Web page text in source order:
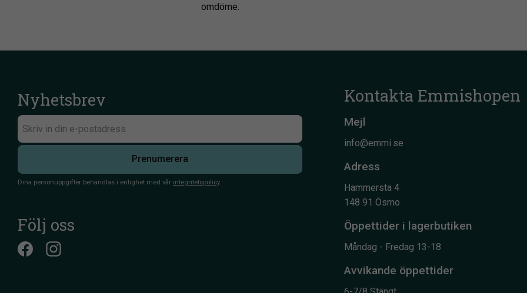
omdöme.
Nyhetsbrev
Prenumerera
Dina personuppgifter behandlas i enlighet med vår integritetspolicy.
Kontakta Emmishopen
Mejl
info@emmi.se
Adress
Hammersta 4
148 91 Ösmo
Öppettider i lagerbutiken
Måndag - Fredag 13-18
Avvikande öppettider
Följ oss